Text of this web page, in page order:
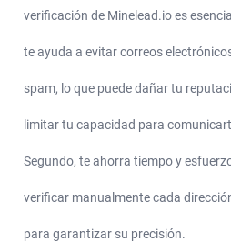
verificación de Minelead.io es
te ayuda a evitar correos
spam, lo que puede dañar tu
limitar tu capacidad para
Segundo, te ahorra tiempo y
verificar manualmente cada
para garantizar su precisión.